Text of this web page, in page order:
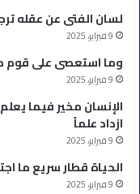
لسان الفتى عن عقله
9 فبراير، 2025
وما استعصى على قوم
9 فبراير، 2025
الإنسان مخير فيما
ازداد علماً
9 فبراير، 2025
الحياة قطار سريع ما
9 فبراير، 2025